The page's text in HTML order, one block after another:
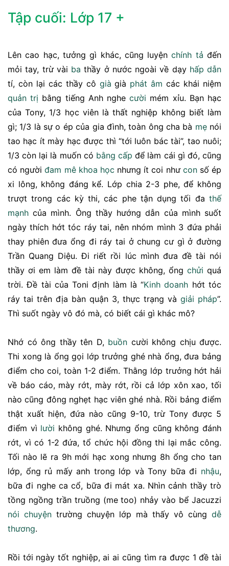
Tập cuối: Lớp 17 +
Lên cao hạc, tưởng gì khác, cũng luyệnchính tả đến
mỏi tay, trừ vài ba thầy ở nước ngoài về dạy hấp dẫn
tí, còn lại các thầy cô già già phát âm các khái niệm
quản trị bằng tiếng Anh nghecười mém xỉu. Bạn hạc
của Tony, 1/3 học viên là thất nghiệp không biết làm
gì; 1/3 là sự o ép của gia đình, toàn ông cha bà mẹnói
tao hạc ít mày hạc được thì “tới luôn bác tài”, tao nuôi;
1/3 còn lại là muốn có bằng cấp để làm cái gì đó, cũng
có ngườiđam mê khoa học nhưng ít coi như consố ép
xi lông, không đáng kể. Lớp chia 2-3 phe, để không
trượt trong các kỳ thi, các phe tận dụng tối đa thế
mạnh của mình. Ông thầy hướng dẫn của mình suốt
ngày thích hớt tóc ráy tai, nên nhóm mình 3 đứa phải
thay phiên đưa ổng đi ráy tai ở chung cư gì ở đường
Trần Quang Diệu. Đi riết rồi lúc mình đưa đề tài nói
thầy ơi em làm đề tài này được không, ổng chửi quá
trời. Đề tài của Toni định làm là “Kinh doanh hớt tóc
ráy tai trên địa bàn quận 3, thực trạng và giải pháp”.
Thì suốt ngày vô đó mà, có biết cái gì khác mô?
Nhớ có ông thầy tên D, buồn cười không chịu được.
Thi xong là ổng gọi lớp trưởng ghé nhà ổng, đưa bảng
điểm cho coi, toàn 1-2 điểm. Thằng lớp trưởng hớt hải
về báo cáo, mày rớt, mày rớt, rồi cả lớp xôn xao, tối
nào cũng đông nghẹt hạc viên ghé nhà. Rồi bảng điểm
thật xuất hiện, đứa nào cũng 9-10, trừ Tony được 5
điểm vì lười không ghé. Nhưng ổng cũng không đánh
rớt, vì có 1-2 đứa, tổ chức hội đồng thi lại mắc công.
Tối nào lẽ ra 9h mới hạc xong nhưng 8h ổng cho tan
lớp, ổng rủ mấy anh trong lớp và Tony bữa đi nhậu,
bữa đi nghe ca cổ, bữa đi mát xa. Nhìn cảnh thầy trò
tồng ngồng trần truồng (me too) nhảy vào bể Jacuzzi
nói chuyện trường chuyện lớp mà thấy vô cùng dễ
thương.
Rồi tới ngày tốt nghiệp, ai ai cũng tìm ra được 1 đề tài